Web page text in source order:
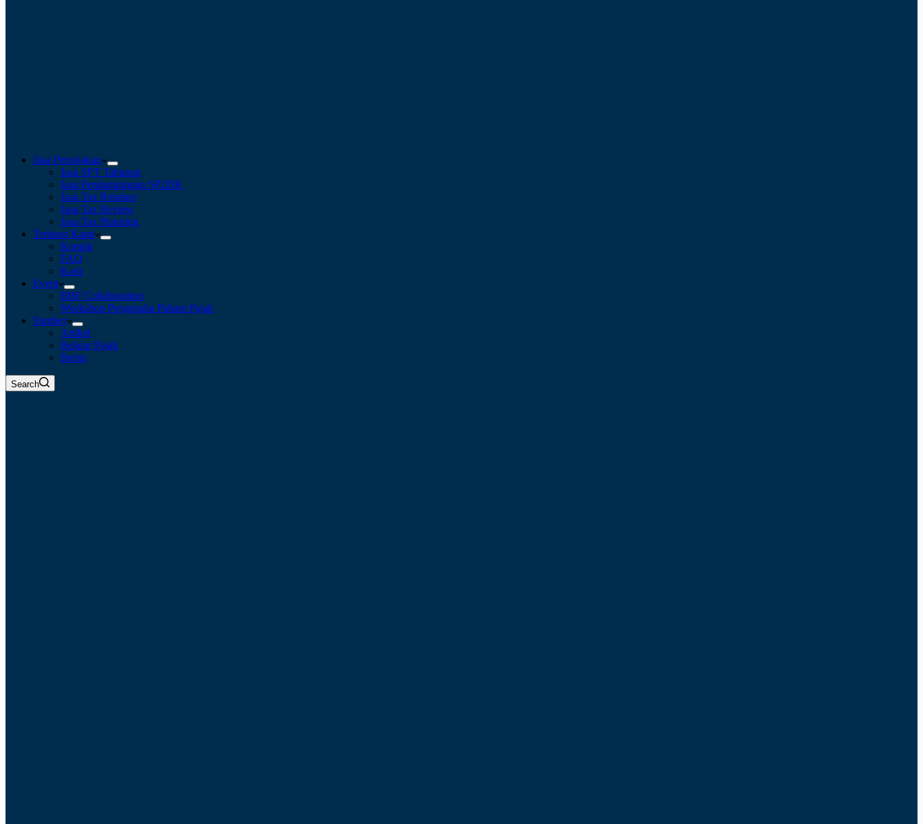
Jasa Perpajakan
Jasa SPT Tahunan
Jasa Pendampingan SP2DK
Jasa Tax Retainer
Jasa Tax Review
Jasa Tax Planning
Tentang Kami
Kontak
FAQ
Karir
Event
BBF Collaboration
Workshop Pengusaha Paham Pajak
Sumber
Artikel
Belajar Pajak
Berita
Search